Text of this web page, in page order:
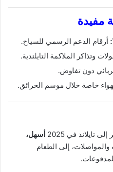
أرقام الدعم الرسمي للسياح.
وتذاكر الملاكمة التايلندية.
دون تفاوض.
خاصة خلال موسم الحرائق.
في 2025
أسهل،
إلى الطعام